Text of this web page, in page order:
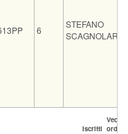
6
STEFANO
SCAGNOLARI
Iscritti ord.